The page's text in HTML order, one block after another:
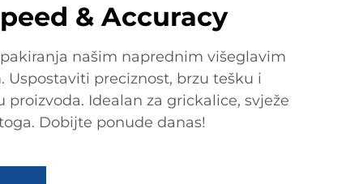
& Accuracy
našim naprednim višeglavim
preciznost, brzu tešku i
Idealan za grickalice, svježe
Dobijte ponude danas!